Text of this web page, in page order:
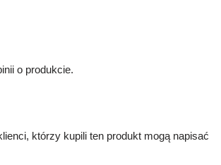
o produkcie.
którzy kupili ten produkt mogą napisać